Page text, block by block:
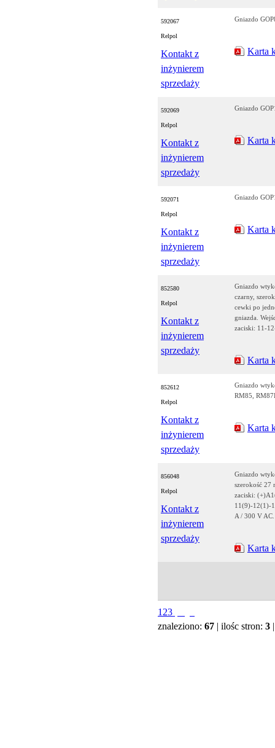
592067
Relpol
Kontakt z
inżynierem
sprzedaży
Gniazdo
Karta
592069
Relpol
Kontakt z
inżynierem
sprzedaży
Gniazdo
Karta
592071
Relpol
Kontakt z
inżynierem
sprzedaży
Gniazdo
Karta
852580
Relpol
Kontakt z
inżynierem
sprzedaży
Gniazdo
czarny,
cewki po
gniazda.
zaciski: 11-
Karta
852612
Relpol
Kontakt z
inżynierem
sprzedaży
Gniazdo
RM85,
Karta
856048
Relpol
Kontakt z
inżynierem
sprzedaży
Gniazdo
szerokość 27
zaciski:
11(9)-12(1)-
A / 300 V
Karta
1 23
znaleziono: 67 | ilośc stron: 3